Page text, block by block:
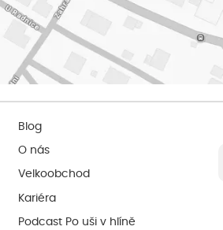
Blog
O nás
Velkoobchod
Kariéra
Podcast Po uši v hlíně